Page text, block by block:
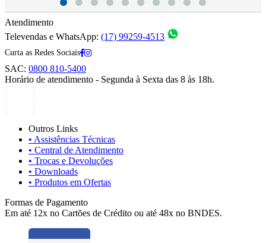
Atendimento
Televendas e WhatsApp: (17) 99259-4513
Curta as Redes Sociais
SAC: 0800 810-5400
Horário de atendimento - Segunda à Sexta das 8 às 18h.
Outros Links
• Assistências Técnicas
• Central de Atendimento
• Trocas e Devoluções
• Downloads
• Produtos em Ofertas
Formas de Pagamento
Em até 12x no Cartões de Crédito ou até 48x no BNDES.